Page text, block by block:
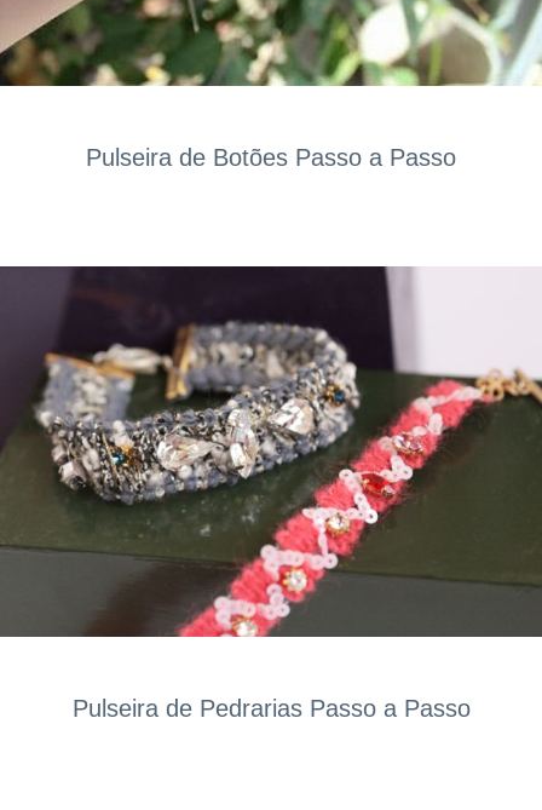
Pulseira de Botões Passo a Passo
Pulseira de Pedrarias Passo a Passo